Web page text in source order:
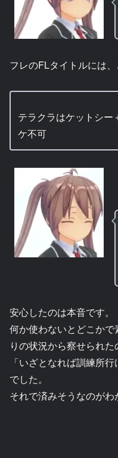
フレのFLタイトルには、
テラクラはケットシ
ケ不可
安心したのは本音です。
何か使わないとどこか
りの状況から察せられた
「いざとなれば訓練所
でした。
それで済みそうなのがわ